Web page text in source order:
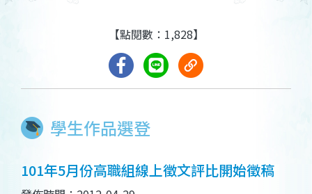
學生作品選登
【點閱數：1,828】
101年5月份高職組線上徵文評比開始徵稿